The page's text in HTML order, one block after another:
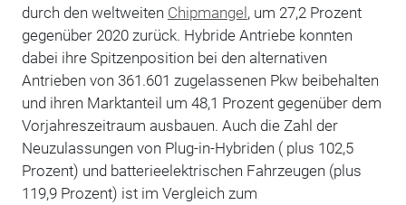
durch den weltweiten Chipmangel, um 27,2 Prozent
gegenüber 2020 zurück. Hybride Antriebe konnten
dabei ihre Spitzenposition bei den alternativen
Antrieben von 361.601 zugelassenen Pkw beibehalten
und ihren Marktanteil um 48,1 Prozent gegenüber dem
Vorjahreszeitraum ausbauen. Auch die Zahl der
Neuzulassungen von Plug-in-Hybriden ( plus 102,5
Prozent) und batterieelektrischen Fahrzeugen (plus
119,9 Prozent) ist im Vergleich zum